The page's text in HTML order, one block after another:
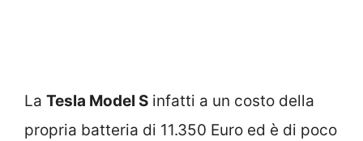
La Tesla Model S infatti a un costo della
propria batteria di 11.350 Euro ed è di poco